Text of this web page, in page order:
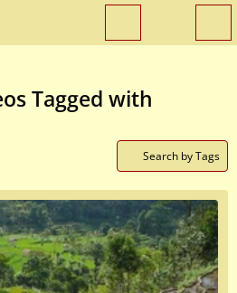
Tagged with
Search by Tags